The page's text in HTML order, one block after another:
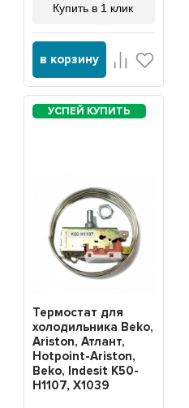
Купить в 1 клик
в корзину
Термостат для
холодильника Beko,
Ariston, Атлант,
Hotpoint-Ariston,
Beko, Indesit K50-
H1107, Х1039